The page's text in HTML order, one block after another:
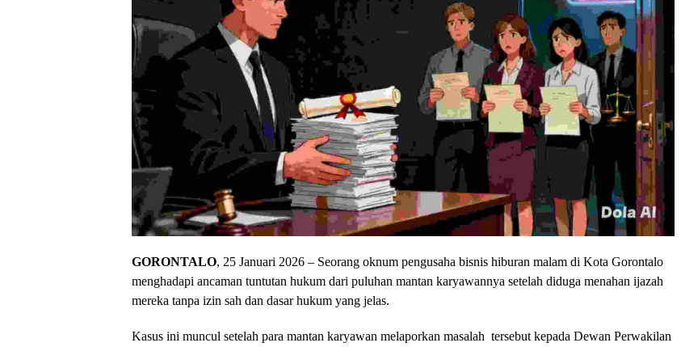
GORONTALO, 25 Januari 2026 – Seorang oknum pengusaha bisnis hiburan malam di Kota Gorontalo
menghadapi ancaman tuntutan hukum dari puluhan mantan karyawannya setelah diduga menahan ijazah
mereka tanpa izin sah dan dasar hukum yang jelas.
Kasus ini muncul setelah para mantan karyawan melaporkan masalah tersebut kepada Dewan Perwakilan